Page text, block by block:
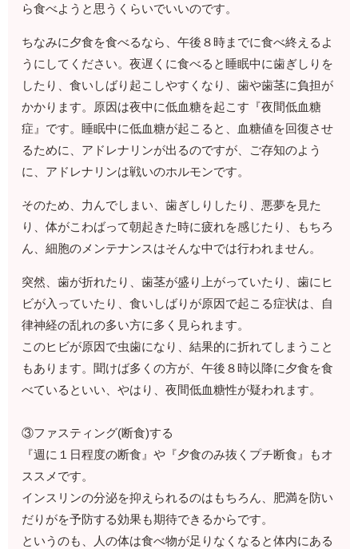
ら食べようと思うくらいでいいのです。
ちなみに夕食を食べるなら、午後８時までに食べ終えるよ
うにしてください。夜遅くに食べると睡眠中に歯ぎしりを
したり、食いしばり起こしやすくなり、歯や歯茎に負担が
かかります。原因は夜中に低血糖を起こす『夜間低血糖
症』です。睡眠中に低血糖が起こると、血糖値を回復させ
るために、アドレナリンが出るのですが、ご存知のよう
に、アドレナリンは戦いのホルモンです。
そのため、力んでしまい、歯ぎしりしたり、悪夢を見た
り、体がこわばって朝起きた時に疲れを感じたり、もちろ
ん、細胞のメンテナンスはそんな中では行われません。
突然、歯が折れたり、歯茎が盛り上がっていたり、歯にヒ
ビが入っていたり、食いしばりが原因で起こる症状は、自
律神経の乱れの多い方に多く見られます。
このヒビが原因で虫歯になり、結果的に折れてしまうこと
もあります。聞けば多くの方が、午後８時以降に夕食を食
べているといい、やはり、夜間低血糖性が疑われます。
③ファスティング(断食)する
『週に１日程度の断食』や『夕食のみ抜くプチ断食』もオ
ススメです。
インスリンの分泌を抑えられるのはもちろん、肥満を防い
だりがを予防する効果も期待できるからです。
というのも、人の体は食べ物が足りなくなると体内にある